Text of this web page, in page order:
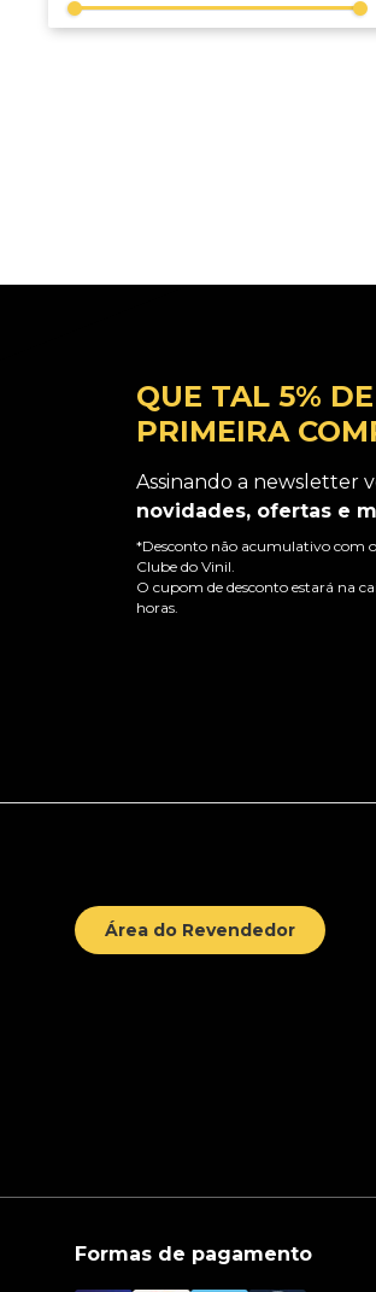
QUE TAL 5%
PRIMEIRA
Assinando a newsletter
novidades, ofertas e
*Desconto não acumulativo com
Clube do Vinil.
O cupom de desconto estará na
horas.
Área do Revendedor
Formas de pagamento